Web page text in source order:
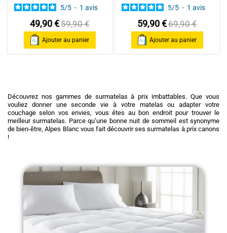
5/5 - 1 avis
49,90 €59,90 €
Ajouter au panier
5/5 - 1avis
59,90 €69,90 €
Ajouter au panier
Découvrez nos gammes de surmatelas à prix imbattables. Que vous
vouliez donner une seconde vie à votre matelas ou adapter votre
couchage selon vos envies, vous êtes au bon endroit pour trouver le
meilleur surmatelas. Parce qu’une bonne nuit de sommeil est synonyme
de bien-être, Alpes Blanc vous fait découvrir ses surmatelas à prix canons
!